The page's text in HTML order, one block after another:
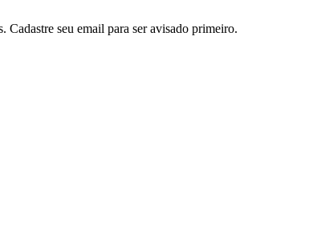
Cadastre seu email para ser avisado primeiro.